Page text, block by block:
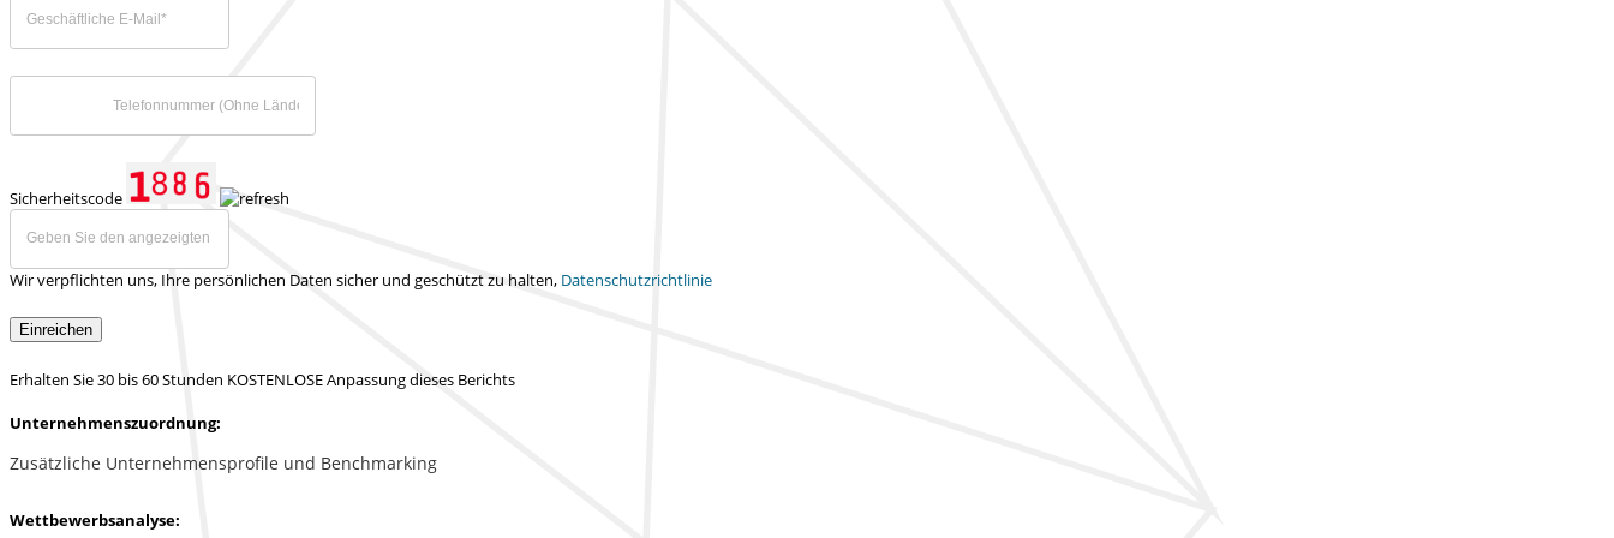
Sicherheitscode
Wir verpflichten uns, Ihre persönlichen Daten sicher und geschützt zu halten, Datenschutzrichtlinie
Einreichen
Erhalten Sie 30 bis 60 Stunden KOSTENLOSE Anpassung dieses Berichts
Unternehmenszuordnung:
Zusätzliche Unternehmensprofile und Benchmarking
Wettbewerbsanalyse: